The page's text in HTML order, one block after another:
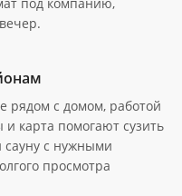
под компанию,
рядом с домом, работой
карта помогают сузить
сауну с нужными
просмотра